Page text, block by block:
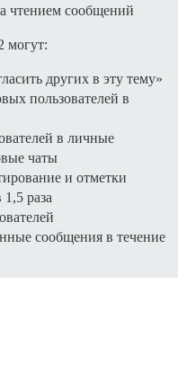
чтением сообщений
могут:
других в эту тему»
пользователей в
в личные
чаты
и отметки
раза
сообщения в течение